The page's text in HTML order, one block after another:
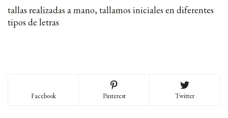
tallas realizadas a mano, tallamos iniciales en diferentes
tipos de letras
Facebook Pinterest Twitter